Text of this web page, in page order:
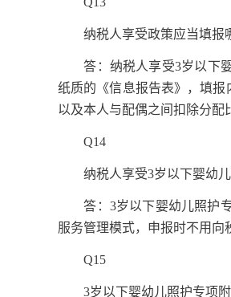
纳税人享受政策应当填报
答：纳税人享受3岁以下婴
纸质的《信息报告表》，填
以及本人与配偶之间扣除分配
Q14
纳税人享受3岁以下婴幼儿
答：3岁以下婴幼儿照护专
服务管理模式，申报时不用向
Q15
3岁以下婴幼儿照护专项附